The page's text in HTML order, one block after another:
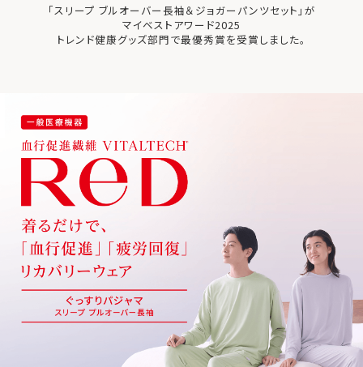
「スリープ ブルオーバー長袖＆ジョガーパンツセット」が
マイベストアワード2025
トレンド健康グッズ部門で最優秀賞を受賞しました。